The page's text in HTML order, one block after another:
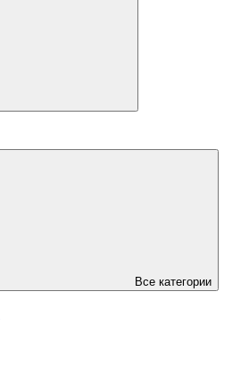
Все категории